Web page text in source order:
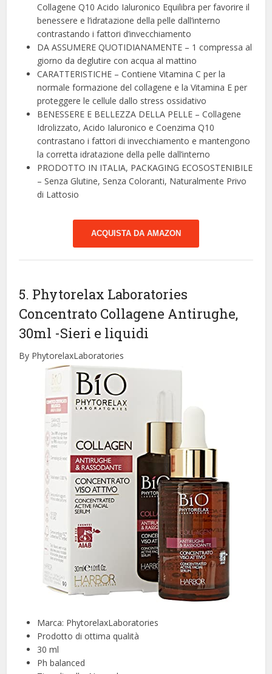
Collagene Q10 Acido Ialuronico Equilibra per favorire il
benessere e l’idratazione della pelle dall’interno
contrastando i fattori d’invecchiamento
DA ASSUMERE QUOTIDIANAMENTE – 1 compressa al
giorno da deglutire con acqua al mattino
CARATTERISTICHE – Contiene Vitamina C per la
normale formazione del collagene e la Vitamina E per
proteggere le cellule dallo stress ossidativo
BENESSERE E BELLEZZA DELLA PELLE – Collagene
Idrolizzato, Acido Ialuronico e Coenzima Q10
contrastano i fattori di invecchiamento e mantengono
la corretta idratazione della pelle dall’interno
PRODOTTO IN ITALIA, PACKAGING ECOSOSTENIBILE
– Senza Glutine, Senza Coloranti, Naturalmente Privo
di Lattosio
ACQUISTA DA AMAZON
5. Phytorelax Laboratories
Concentrato Collagene Antirughe,
30ml -Sieri e liquidi
By PhytorelaxLaboratories
Marca: PhytorelaxLaboratories
Prodotto di ottima qualità
30 ml
Ph balanced